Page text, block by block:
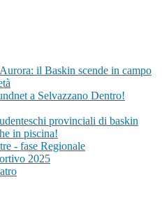
il Baskin scende in campo
a Selvazzano Dentro!
provinciali di baskin
in piscina!
- fase Regionale
2025